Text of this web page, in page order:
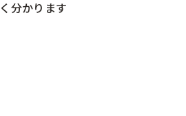
分かります